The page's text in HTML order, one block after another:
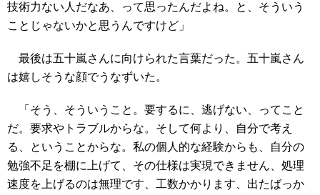
技術力ない人だなあ、って思ったんだよね。と、そういう
ことじゃないかと思うんですけど」
最後は五十嵐さんに向けられた言葉だった。五十嵐さん
は嬉しそうな顔でうなずいた。
「そう、そういうこと。要するに、逃げない、ってこと
だ。要求やトラブルからな。そして何より、自分で考え
る、ということからな。私の個人的な経験からも、自分の
勉強不足を棚に上げて、その仕様は実現できません、処理
速度を上げるのは無理です、工数かかります、出たばっか